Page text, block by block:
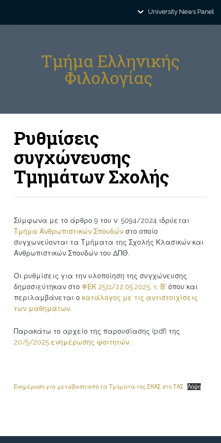
University News Panel
Τμήμα Ελληνικής
Φιλολογίας
Ρυθμίσεις
συγχώνευσης
Τμημάτων Σχολής
Σύμφωνα με το άρθρο 9 του ν. 5094/2024 ιδρύεται
Τμήμα Ανθρωπιστικών Σπουδώνστο οποίο
συγχωνεύονται τα Τμήματα της Σχολής Κλασικών και
Ανθρωπιστικών Σπουδών του ΔΠΘ.
Οι ρυθμίσεις για την υλοποίηση της συγχώνευσης
δημοσιεύτηκαν στο ΦΕΚ 2511/22.05.2025, τ. Β’ όπου και
περιλαμβάνεται ο κατάλογος με τις αντιστοιχίσεις
των μαθημάτων.
Παρακάτω το αρχείο της παρουσίασης (pdf) της
20/5/2025 ενημέρωσης φοιτητών.
Ενημέρωση για μετάβαση από τα Τμήματα της ΣΚΑΣ στο ΤΑΣ Λήψη